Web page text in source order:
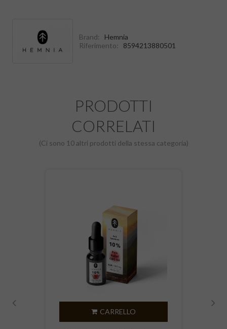
Brand:
Hemnia
Riferimento:
8594213880501
PRODOTTI
CORRELATI
(Ci sono 10 altri prodotti della stessa categoria)
CARRELLO